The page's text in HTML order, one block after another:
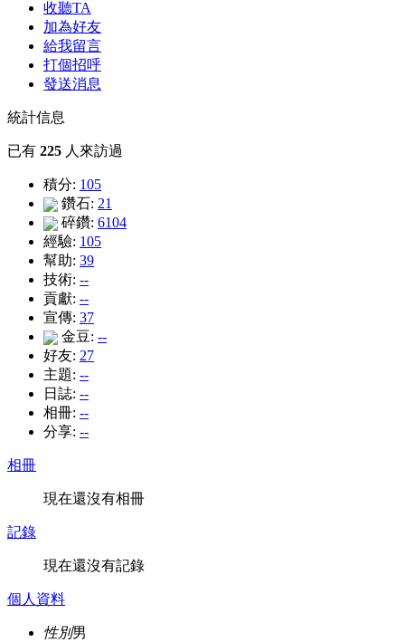
收聽TA
加為好友
給我留言
打個招呼
發送消息
統計信息
已有 225 人來訪過
積分: 105
鑽石: 21
碎鑽: 6104
經驗: 105
幫助: 39
技術: --
貢獻: --
宣傳: 37
金豆: --
好友: 27
主題: --
日誌: --
相冊: --
分享: --
相冊
現在還沒有相冊
記錄
現在還沒有記錄
個人資料
性別男